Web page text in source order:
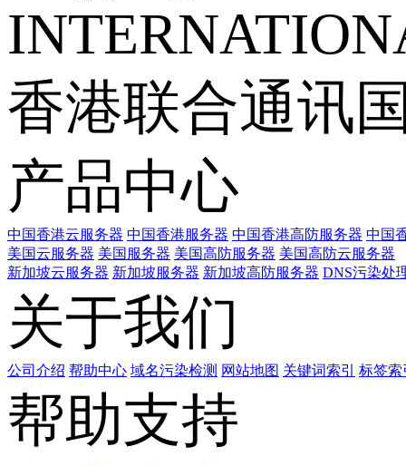
香港联合通讯
产品中心
中国香港云服务器 中国香港服务器 中国香港高防服务器 中国
美国云服务器 美国服务器 美国高防服务器 美国高防云服务器
新加坡云服务器 新加坡服务器 新加坡高防服务器 DNS污染处
关于我们
公司介绍 帮助中心 域名污染检测 网站地图 关键词索引 标签索
帮助支持